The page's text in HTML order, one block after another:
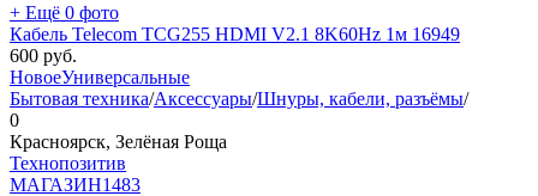
+ Ещё 0 фото
Кабель Telecom TCG255 HDMI V2.1 8K60Hz 1м 16949
600 руб.
НовоеУниверсальные
Бытовая техника/Аксессуары/Шнуры, кабели, разъёмы/
0
Красноярск, Зелёная Роща
Технопозитив
МАГАЗИН1483